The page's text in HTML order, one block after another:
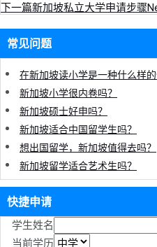
下一篇新加坡私立大学申请步骤
常见问题
在新加坡读小学是一种什么样
新加坡小学很内卷吗？
新加坡硕士好申吗？
新加坡适合中国留学生吗？
想出国留学，新加坡值得去吗？
新加坡留学适合艺术生吗？
快捷申请
学生姓名
当前学历